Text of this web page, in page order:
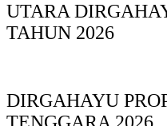
UTARA
TAHUN 2026
DIRGAHAYU